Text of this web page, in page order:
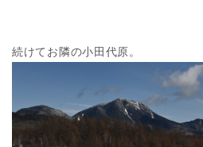
続けてお隣の小田代原。